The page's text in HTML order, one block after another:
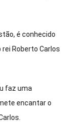
é conhecido
Roberto Carlos
faz uma
encantar o